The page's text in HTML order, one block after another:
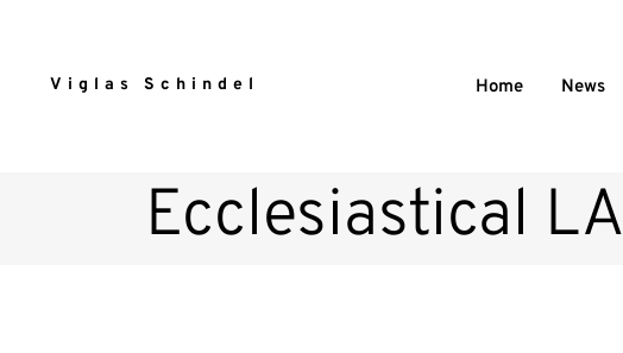
Viglas Schindel Home News
Ecclesiastical LA